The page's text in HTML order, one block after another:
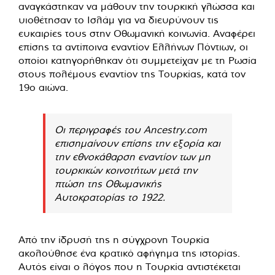
αναγκάστηκαν να μάθουν την τουρκική γλώσσα και
υιοθέτησαν το Ισλάμ για να διευρύνουν τις
ευκαιρίες τους στην Οθωμανική κοινωνία. Αναφέρει
επίσης τα αντίποινα εναντίον Ελλήνων Πόντιων, οι
οποίοι κατηγορήθηκαν ότι συμμετείχαν με τη Ρωσία
στους πολέμους εναντίον της Τουρκίας, κατά τον
19ο αιώνα.
Οι περιγραφές του Ancestry.com
επισημαίνουν επίσης την εξορία και
την εθνοκάθαρση εναντίον των μη
τουρκικών κοινοτήτων μετά την
πτώση της Οθωμανικής
Αυτοκρατορίας το 1922.
Από την ίδρυσή της η σύγχρονη Τουρκία
ακολούθησε ένα κρατικό αφήγημα της ιστορίας.
Αυτός είναι ο λόγος που η Τουρκία αντιστέκεται